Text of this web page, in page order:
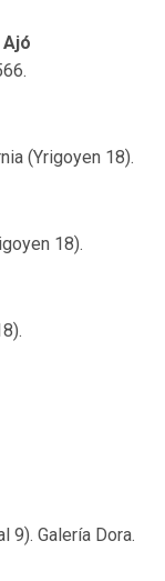
(Yrigoyen 18).
18).
9). Galería Dora.